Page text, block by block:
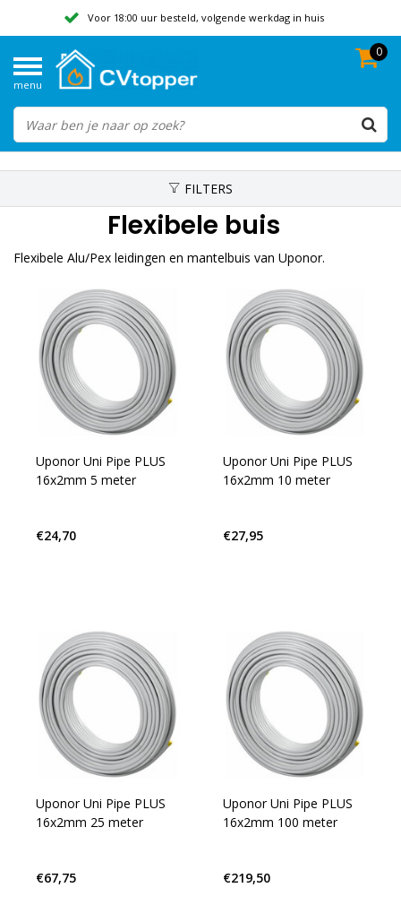
Voor 18:00 uur besteld, volgende werkdag in huis
Beoordeeld met een 9,8
menu
0
FILTERS
Flexibele buis
Flexibele Alu/Pex leidingen en mantelbuis van Uponor.
Uponor Uni Pipe PLUS
16x2mm 5 meter
€24,70
Uponor Uni Pipe PLUS
16x2mm 10 meter
€27,95
Uponor Uni Pipe PLUS
16x2mm 25 meter
€67,75
Uponor Uni Pipe PLUS
16x2mm 100 meter
€219,50